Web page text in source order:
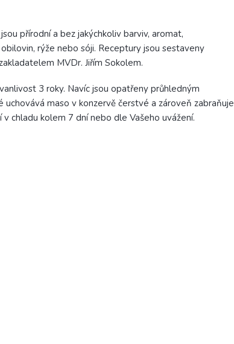
přírodní a bez jakýchkoliv barviv, aromat,
rýže nebo sóji. Receptury jsou sestaveny
MVDr. Jiřím Sokolem.
3 roky. Navíc jsou opatřeny průhledným
maso v konzervě čerstvé a zároveň zabraňuje
v chladu kolem 7 dní nebo dle Vašeho uvážení.